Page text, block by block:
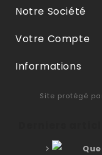
Notre Société
Votre Compte
Informations
Site protégé